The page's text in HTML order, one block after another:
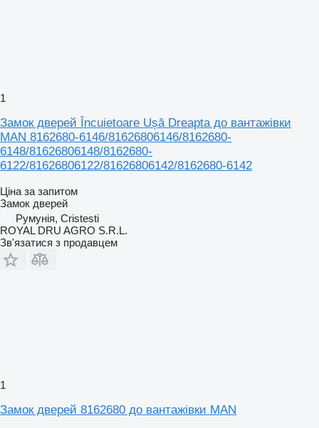
1
Замок дверей Încuietoare Ușă Dreapta до вантажівки
MAN 8162680-6146/81626806146/8162680-
6148/81626806148/8162680-
6122/81626806122/81626806142/8162680-6142
Ціна за запитом
Замок дверей
Румунія, Cristesti
ROYAL DRU AGRO S.R.L.
Зв'язатися з продавцем
1
Замок дверей 8162680 до вантажівки MAN